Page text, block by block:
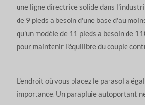
une ligne directrice solide dans
de 9 pieds a besoin d'une base d'au
qu'un modèle de 11 pieds a besoin de
pour maintenir l'équilibre du couple
L'endroit où vous placez le parasol a
importance. Un parapluie autoportant